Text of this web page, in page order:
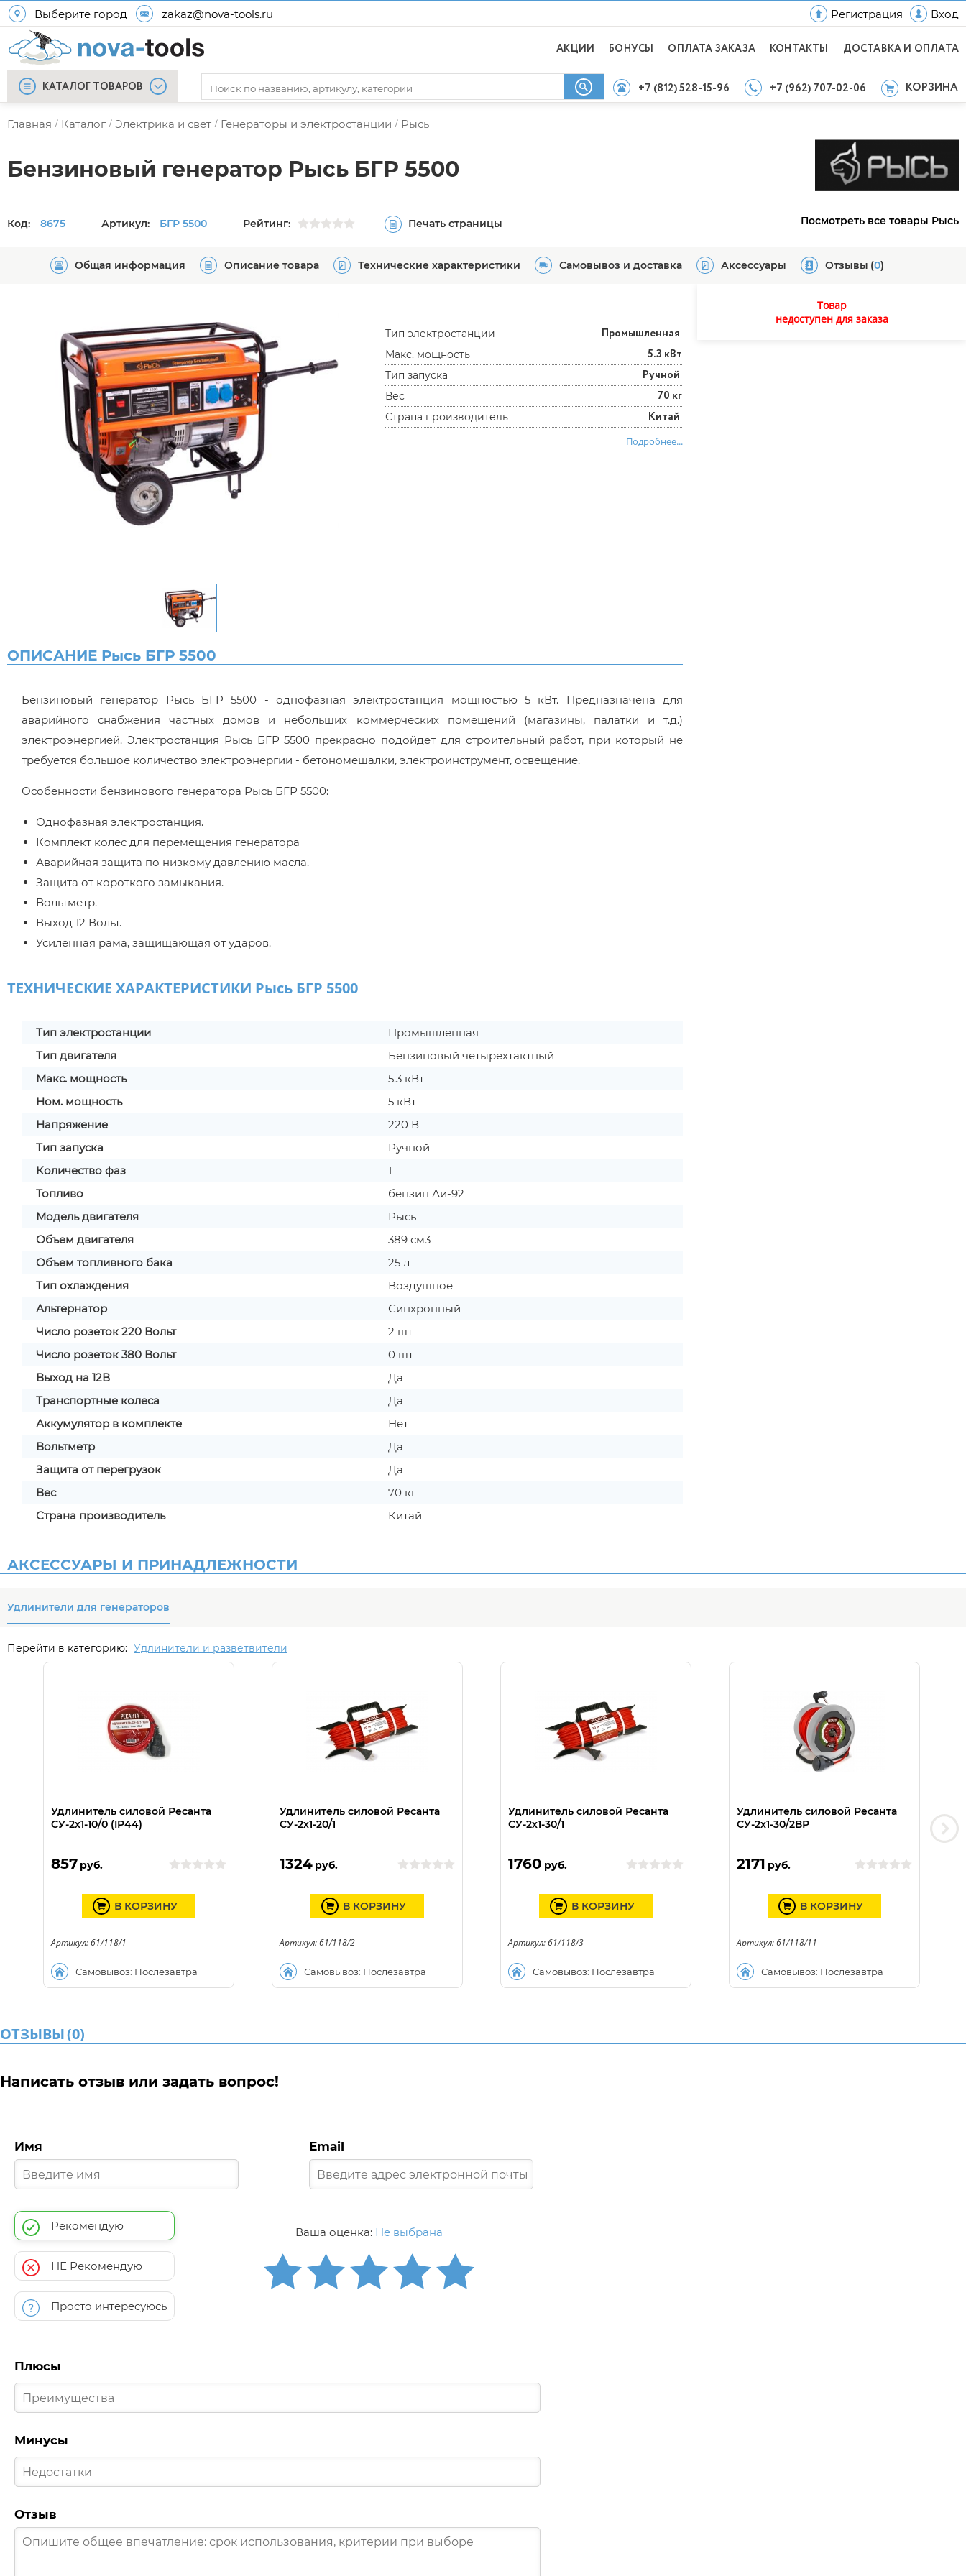
Выберите город zakaz@nova-tools.ru Регистрация Вход
АКЦИИ БОНУСЫ ОПЛАТА ЗАКАЗА КОНТАКТЫ ДОСТАВКА И ОПЛАТА
КАТАЛОГ ТОВАРОВ +7 (812) 528-15-96 +7 (962) 707-02-06 КОРЗИНА
Главная / Каталог / Электрика и свет / Генераторы и электростанции / Рысь
Бензиновый генератор Рысь БГР 5500
Код: 8675 Артикул: БГР 5500 Рейтинг: Печать страницы Посмотреть все товары Рысь
Общая информация Описание товара Технические характеристики Самовывоз и доставка Аксессуары Отзывы (0)
Тип электростанции Промышленная
Макс. мощность 5.3 кВт
Тип запуска Ручной
Вес 70 кг
Страна производитель Китай
Подробнее...
ОПИСАНИЕ Рысь БГР 5500
Бензиновый генератор Рысь БГР 5500 - однофазная электростанция мощностью 5 кВт. Предназначена для
аварийного снабжения частных домов и небольших коммерческих помещений (магазины, палатки и т.д.)
электроэнергией. Электростанция Рысь БГР 5500 прекрасно подойдет для строительный работ, при который не
требуется большое количество электроэнергии - бетономешалки, электроинструмент, освещение.
Особенности бензинового генератора Рысь БГР 5500:
Однофазная электростанция.
Комплект колес для перемещения генератора
Аварийная защита по низкому давлению масла.
Защита от короткого замыкания.
Вольтметр.
Выход 12 Вольт.
Усиленная рама, защищающая от ударов.
ТЕХНИЧЕСКИЕ ХАРАКТЕРИСТИКИ Рысь БГР 5500
Тип электростанции
Промышленная
Тип двигателя
Бензиновый четырехтактный
Макс. мощность
5.3 кВт
Ном. мощность
5 кВт
Напряжение
220 В
Тип запуска
Ручной
Количество фаз
1
Топливо
бензин Аи-92
Модель двигателя
Рысь
Объем двигателя
389 см3
Объем топливного бака
25 л
Тип охлаждения
Воздушное
Альтернатор
Синхронный
Число розеток 220 Вольт
2 шт
Число розеток 380 Вольт
0 шт
Выход на 12В
Да
Транспортные колеса
Да
Аккумулятор в комплекте
Нет
Вольтметр
Да
Защита от перегрузок
Да
Вес
70 кг
Страна производитель
Китай
Товар
недоступен для заказа
АКСЕССУАРЫ И ПРИНАДЛЕЖНОСТИ
Удлинители для генераторов
Перейти в категорию: Удлинители и разветвители
Удлинитель силовой Ресанта
СУ-2х1-10/0 (IP44)
857 руб.
Самовывоз: Послезавтра
В КОРЗИНУ
Артикул: 61/118/1
Удлинитель силовой Ресанта
СУ-2х1-20/1
1324 руб.
Самовывоз: Послезавтра
В КОРЗИНУ
Артикул: 61/118/2
Удлинитель силовой Ресанта
СУ-2х1-30/1
1760 руб.
Самовывоз: Послезавтра
В КОРЗИНУ
Артикул: 61/118/3
Удлинитель силовой Ресанта
СУ-2х1-30/2ВР
2171 руб.
Самовывоз: Послезавтра
В КОРЗИНУ
Артикул: 61/118/11
ОТЗЫВЫ(0)
Написать отзыв или задать вопрос!
Имя Email
Рекомендую
НЕ Рекомендую
Просто интересуюсь
Ваша оценка: Не выбрана
Плюсы
Минусы
Отзыв